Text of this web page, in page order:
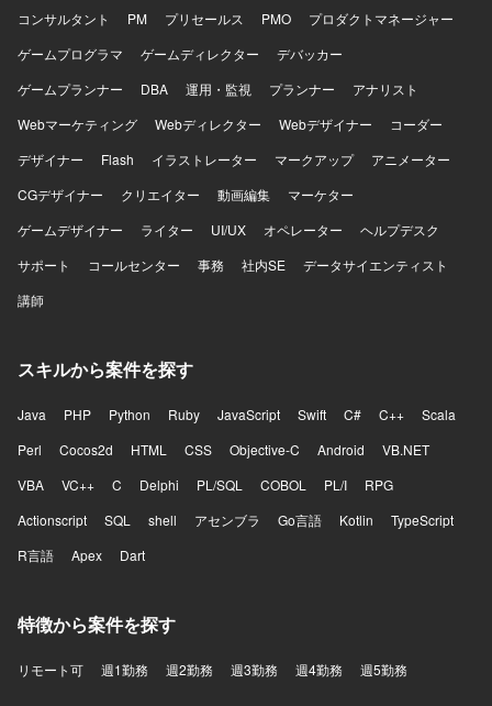
コンサルタント
PM プリセールス PMO
プロダクトマネージャー
ゲームプログラマ
ゲームディレクター
デバッカー
ゲームプランナー
DBA 運用・監視 プランナー
アナリスト
Webマーケティング
Webディレクター Webデザイナー
コーダー
デザイナー
Flash イラストレーター マークアップ
アニメーター
CGデザイナー
クリエイター 動画編集
マーケター
ゲームデザイナー
ライター UI/UX オペレーター
ヘルプデスク
サポート
コールセンター 事務 社内SE
データサイエンティスト
講師
スキルから案件を探す
Java PHP Python Ruby JavaScript Swift C# C++
Scala
Perl
Cocos2d HTML CSS Objective-C Android
VB.NET
VBA
VC++ C Delphi PL/SQL COBOL PL/I
RPG
Actionscript
SQL shell アセンブラ Go言語 Kotlin
TypeScript
R言語
Apex Dart
特徴から案件を探す
リモート可 週1勤務 週2勤務 週3勤務 週4勤務 週5勤務